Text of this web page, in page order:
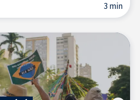
au service des entreprises
3 min